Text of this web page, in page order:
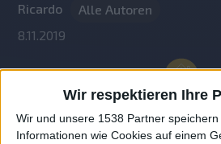
Wir respektieren Ihre
Wir und unsere 1538 Partner
Informationen wie Cookies auf einem
Ricardo
Alle Autoren
8.11.2019